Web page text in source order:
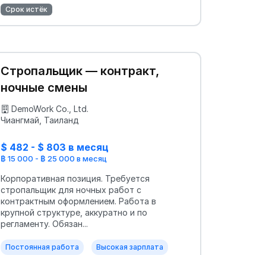
Срок истёк
Стропальщик — контракт,
ночные смены
DemoWork Co., Ltd.
Чиангмай, Таиланд
$ 482 - $ 803 в месяц
฿ 15 000 - ฿ 25 000 в месяц
Корпоративная позиция. Требуется
стропальщик для ночных работ с
контрактным оформлением. Работа в
крупной структуре, аккуратно и по
регламенту. Обязан...
Постоянная работа Высокая зарплата